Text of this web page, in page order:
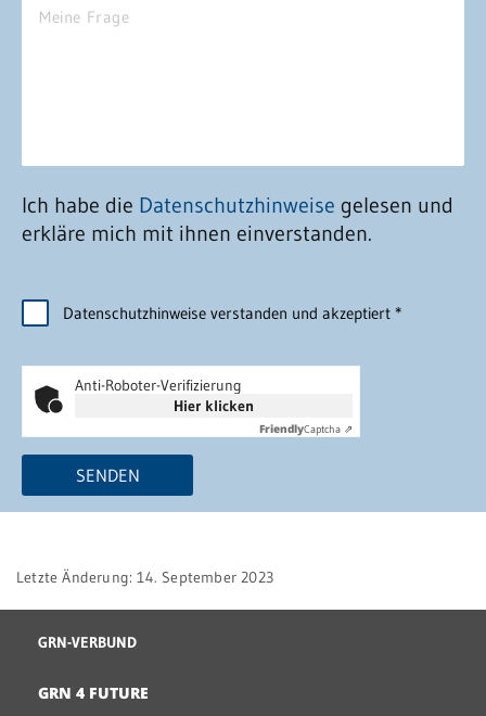
Ich habe die Datenschutzhinweise gelesen und
erkläre mich mit ihnen einverstanden.
Datenschutzhinweise verstanden und akzeptiert *
Anti-Roboter-Verifizierung
Hier klicken
FriendlyCaptcha ⇗
SENDEN
Letzte Änderung: 14. September 2023
GRN-VERBUND
GRN 4 FUTURE